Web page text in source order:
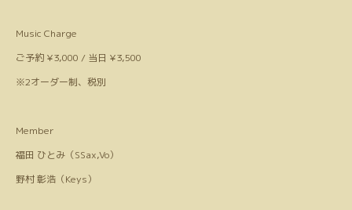
Music Charge
ご予約 ¥3,000 / 当日 ¥3,500
※2オーダー制、税別
Member
福田 ひとみ（SSax,Vo）
野村 彰浩（Keys）